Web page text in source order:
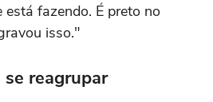
fazendo. É preto no
isso."
reagrupar